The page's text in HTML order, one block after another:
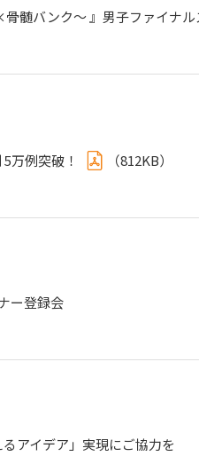
髄バンク～ 』男子ファイナ
万例突破！ （812KB）
ー登録会
アイデア」実現にご協力を